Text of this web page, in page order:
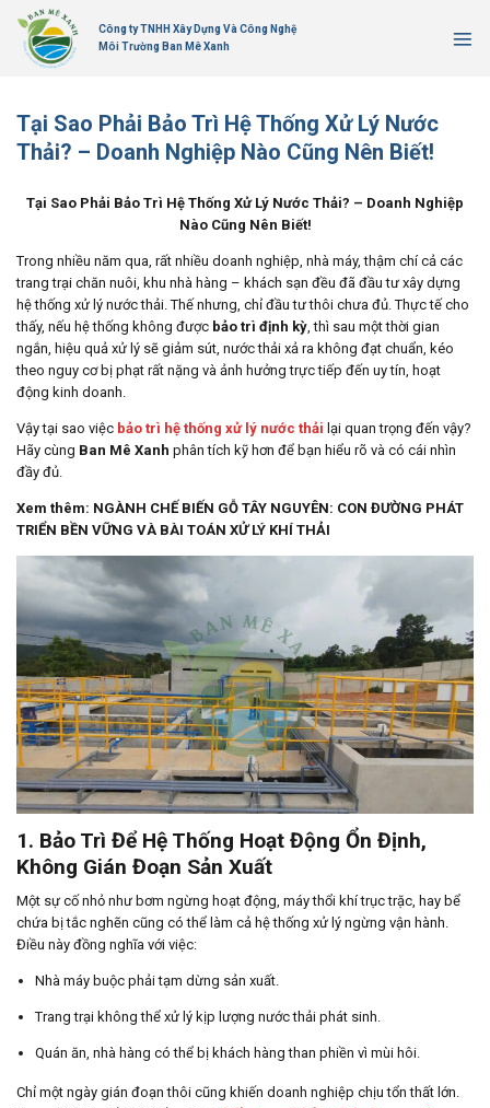
qua
Công ty TNHH Xây Dựng Và Công Nghệ
Môi Trường Ban Mê Xanh
Tại Sao Phải Bảo Trì Hệ Thống Xử Lý Nước
Thải? – Doanh Nghiệp Nào Cũng Nên Biết!
Tại Sao Phải Bảo Trì Hệ Thống Xử Lý Nước Thải? – Doanh Nghiệp
Nào Cũng Nên Biết!
Trong nhiều năm qua, rất nhiều doanh nghiệp, nhà máy, thậm chí cả các
trang trại chăn nuôi, khu nhà hàng – khách sạn đều đã đầu tư xây dựng
hệ thống xử lý nước thải. Thế nhưng, chỉ đầu tư thôi chưa đủ. Thực tế cho
thấy, nếu hệ thống không được bảo trì định kỳ, thì sau một thời gian
ngắn, hiệu quả xử lý sẽ giảm sút, nước thải xả ra không đạt chuẩn, kéo
theo nguy cơ bị phạt rất nặng và ảnh hưởng trực tiếp đến uy tín, hoạt
động kinh doanh.
Vậy tại sao việc bảo trì hệ thống xử lý nước thải lại quan trọng đến vậy?
Hãy cùng Ban Mê Xanh phân tích kỹ hơn để bạn hiểu rõ và có cái nhìn
đầy đủ.
Xem thêm: NGÀNH CHẾ BIẾN GỖ TÂY NGUYÊN: CON ĐƯỜNG PHÁT
TRIỂN BỀN VỮNG VÀ BÀI TOÁN XỬ LÝ KHÍ THẢI
1. Bảo Trì Để Hệ Thống Hoạt Động Ổn Định,
Không Gián Đoạn Sản Xuất
Một sự cố nhỏ như bơm ngừng hoạt động, máy thổi khí trục trặc, hay bể
chứa bị tắc nghẽn cũng có thể làm cả hệ thống xử lý ngừng vận hành.
Điều này đồng nghĩa với việc:
Nhà máy buộc phải tạm dừng sản xuất.
Trang trại không thể xử lý kịp lượng nước thải phát sinh.
Quán ăn, nhà hàng có thể bị khách hàng than phiền vì mùi hôi.
Chỉ một ngày gián đoạn thôi cũng khiến doanh nghiệp chịu tổn thất lớn.